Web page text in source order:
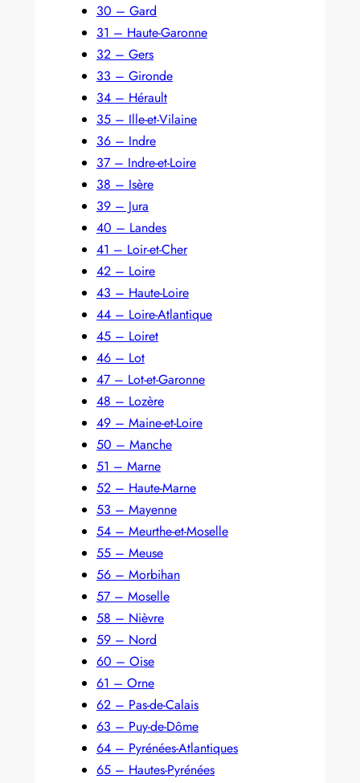
30 – Gard
31 – Haute-Garonne
32 – Gers
33 – Gironde
34 – Hérault
35 – Ille-et-Vilaine
36 – Indre
37 – Indre-et-Loire
38 – Isère
39 – Jura
40 – Landes
41 – Loir-et-Cher
42 – Loire
43 – Haute-Loire
44 – Loire-Atlantique
45 – Loiret
46 – Lot
47 – Lot-et-Garonne
48 – Lozère
49 – Maine-et-Loire
50 – Manche
51 – Marne
52 – Haute-Marne
53 – Mayenne
54 – Meurthe-et-Moselle
55 – Meuse
56 – Morbihan
57 – Moselle
58 – Nièvre
59 – Nord
60 – Oise
61 – Orne
62 – Pas-de-Calais
63 – Puy-de-Dôme
64 – Pyrénées-Atlantiques
65 – Hautes-Pyrénées